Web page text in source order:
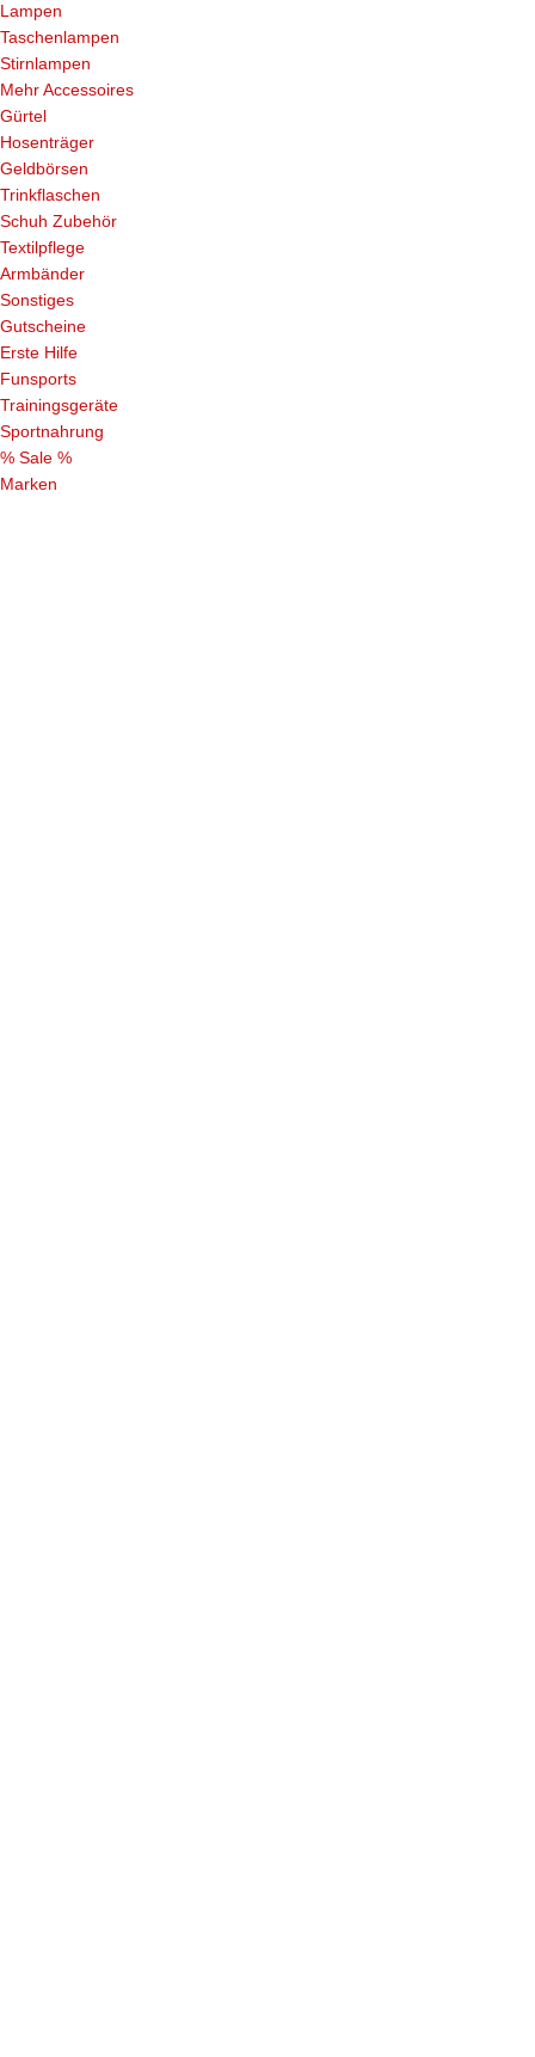
Lampen
Taschenlampen
Stirnlampen
Mehr Accessoires
Gürtel
Hosenträger
Geldbörsen
Trinkflaschen
Schuh Zubehör
Textilpflege
Armbänder
Sonstiges
Gutscheine
Erste Hilfe
Funsports
Trainingsgeräte
Sportnahrung
% Sale %
Marken